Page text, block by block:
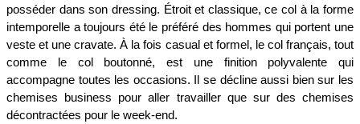
posséder dans son dressing. Étroit et classique, ce col à la forme
intemporelle a toujours été le préféré des hommes qui portent une
veste et une cravate. À la fois casual et formel, le col français, tout
comme le col boutonné, est une finition polyvalente qui
accompagne toutes les occasions. Il se décline aussi bien sur les
chemises business pour aller travailler que sur des chemises
décontractées pour le week-end.